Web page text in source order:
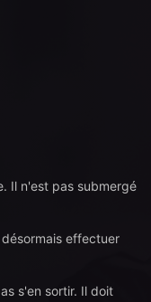
Il n'est pas submergé
effectuer
s'en sortir. Il doit